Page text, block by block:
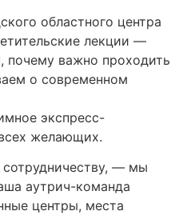
областного центра
лекции —
почему важно проходить
о современном
экспресс-
желающих.
сотрудничеству, — мы
аутрич-команда
центры, места